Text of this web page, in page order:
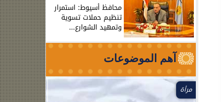
محافظ أسيوط: استمرار
تنظيم حملات تسوية
وتمهيد الشوارع...
آهم الموضوعات
مرأة